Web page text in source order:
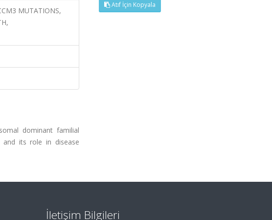
MUTATIONS,
dominant familial
its role in disease
Atıf İçin Kopyala
İletişim Bilgileri